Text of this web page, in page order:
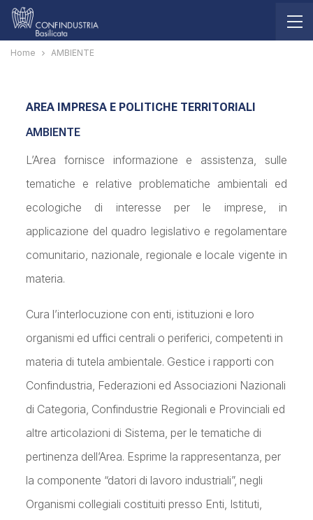
Home AMBIENTE
AREA IMPRESA E POLITICHE TERRITORIALI
AMBIENTE
L’Area fornisce informazione e assistenza, sulle
tematiche e relative problematiche ambientali ed
ecologiche di interesse per le imprese, in
applicazione del quadro legislativo e regolamentare
comunitario, nazionale, regionale e locale vigente in
materia.
Cura l’interlocuzione con enti, istituzioni e loro
organismi ed uffici centrali o periferici, competenti in
materia di tutela ambientale. Gestice i rapporti con
Confindustria, Federazioni ed Associazioni Nazionali
di Categoria, Confindustrie Regionali e Provinciali ed
altre articolazioni di Sistema, per le tematiche di
pertinenza dell’Area. Esprime la rappresentanza, per
la componente “datori di lavoro industriali”, negli
Organismi collegiali costituiti presso Enti, Istituti,